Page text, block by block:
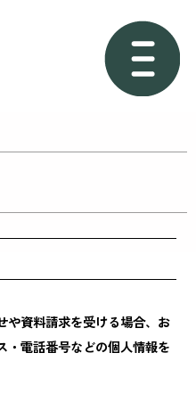
や資料請求を受ける場合、お
・電話番号などの個人情報を